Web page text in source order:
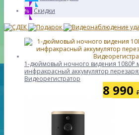
% Скидки
1-дюймовый ночного видения
инфракрасный аккумулятор
Видеорегистратор
8 990